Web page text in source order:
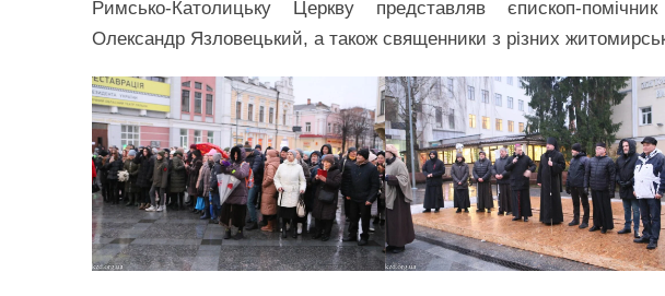
Римсько-Католицьку Церкву представляв єпископ-помічник
Олександр Язловецький, а також священники з різних